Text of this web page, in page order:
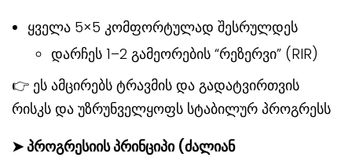
ყველა 5×5 კომფორტულად შესრულდეს
დარჩეს 1–2 გამეორების “რეზერვი” (RIR)
👉 ეს ამცირებს ტრავმის და გადატვირთვის
რისკს და უზრუნველყოფს სტაბილურ პროგრესს
➤ პროგრესიის პრინციპი (ძალიან